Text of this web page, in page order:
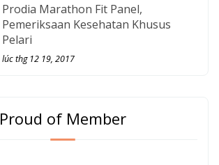
Prodia Marathon Fit Panel,
Pemeriksaan Kesehatan Khusus
Pelari
lúc thg 12 19, 2017
Proud of Member